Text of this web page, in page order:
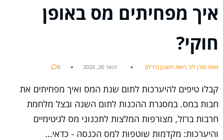
איך מפחיתים מס באופן
חוקי?
מאת מורן לזר,רואת חשבון (רו"ח) ינואר 26, 2026 0
קבלו טיפים להיערכות לתום שנת המס ואיך מפחיתים את
חבות במס. במסגרת ההכנות לתום השנה ובצל מלחמת
חרבות ברזל, מצורפות המלצות לתכנוני מס לגיטימיים
והיערכות: מקדמות שוטפות למס הכנסה - כדאי…